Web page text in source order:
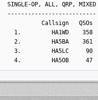
OP, ALL, QRP, MIXED
QSOs  Points
HA1WD    358
HA5BA    361
HA5LC     90
HA5OB     47